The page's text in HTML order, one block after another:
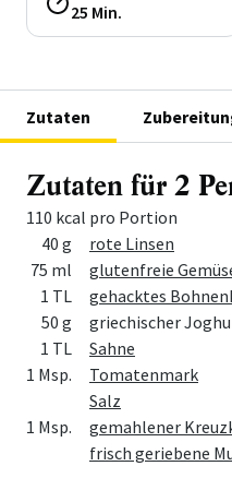
25 Min.
Zutaten
Zutaten für 2
110 kcal pro Portion
Menge
Zutat
40 g
rote Linsen
75 ml
glutenfreie
1 TL
gehacktes
50 g
griechischer
1 TL
Sahne
1 Msp.
Tomatenmark
Salz
1 Msp.
gemahlener
frisch geriebene